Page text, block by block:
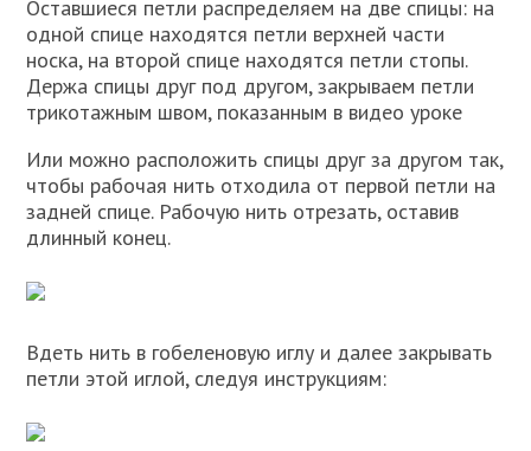
Оставшиеся петли распределяем на две спицы: на
одной спице находятся петли верхней части
носка, на второй спице находятся петли стопы.
Держа спицы друг под другом, закрываем петли
трикотажным швом, показанным в видео уроке
Или можно расположить спицы друг за другом так,
чтобы рабочая нить отходила от первой петли на
задней спице. Рабочую нить отрезать, оставив
длинный конец.
Вдеть нить в гобеленовую иглу и далее закрывать
петли этой иглой, следуя инструкциям: